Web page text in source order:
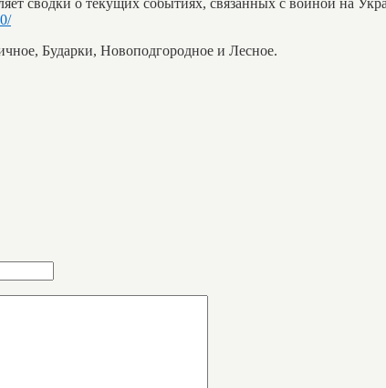
Бударки, Новоподгородное и Лесное.